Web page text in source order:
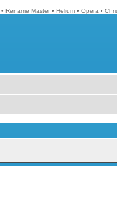
• Rename Master • Helium • Opera •